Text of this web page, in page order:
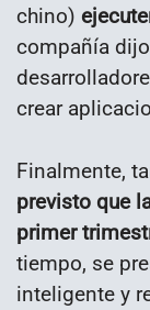
chino)
compañía
crear
Finalmente,
previsto que
primer
tiempo, se
inteligente y